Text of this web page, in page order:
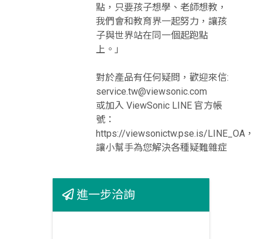
點，只要孩子想學、老師想教，
我們會和教育界一起努力，讓孩
子與世界站在同一個起跑點
上。」
對於產品有任何疑問，歡迎來信:
service.tw@viewsonic.com
或加入 ViewSonic LINE 官方帳
號：
https://viewsonictw.pse.is/LINE_OA，
讓小幫手為您解決各種疑難雜症
進一步洽詢